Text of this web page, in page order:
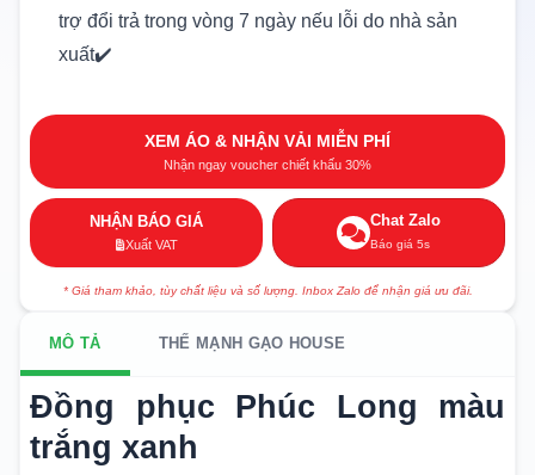
trợ đổi trả trong vòng 7 ngày nếu lỗi do nhà sản
xuất✔️
XEM ÁO & NHẬN VẢI MIỄN PHÍ
Nhận ngay voucher chiết khấu 30%
NHẬN BÁO GIÁ
Xuất VAT
Chat Zalo
Báo giá 5s
* Giá tham khảo, tùy chất liệu và số lượng. Inbox Zalo để nhận giá ưu đãi.
MÔ TẢ THẾ MẠNH GẠO HOUSE
Đồng phục Phúc Long màu
trắng xanh